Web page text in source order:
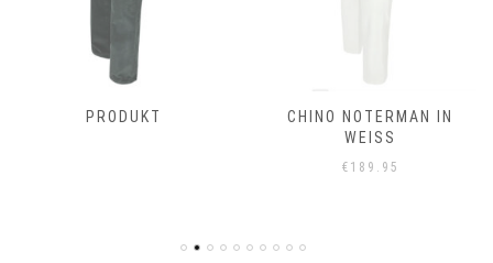
PRODUKT
CHINO NOTERMAN IN
WEISS
€ 189.95